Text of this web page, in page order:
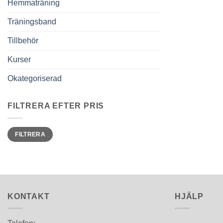
Hemmaträning
Träningsband
Tillbehör
Kurser
Okategoriserad
FILTRERA EFTER PRIS
Min
pris
Max
prisFILTRERA
KONTAKT HJÄLP